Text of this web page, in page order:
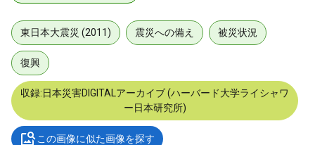
東日本大震災 (2011) 震災への備え 被災状況
復興
収録:日本災害DIGITALアーカイブ (ハーバード大学ライシャワ
ー日本研究所)
この画像に似た画像を探す